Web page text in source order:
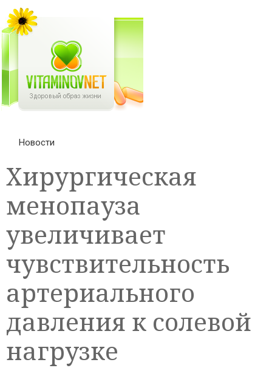
Новости
Хирургическая
менопауза
увеличивает
чувствительность
артериального
давления к солевой
нагрузке